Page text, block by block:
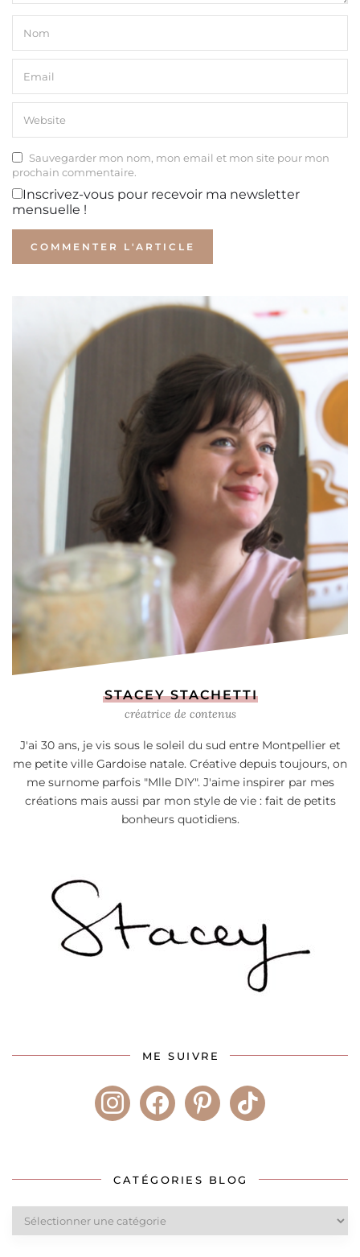
Sauvegarder mon nom, mon email et mon site pour mon
prochain commentaire.
Inscrivez-vous pour recevoir ma newsletter
mensuelle !
STACEY STACHETTI
créatrice de contenus
J'ai 30 ans, je vis sous le soleil du sud entre Montpellier et
me petite ville Gardoise natale. Créative depuis toujours, on
me surnome parfois "Mlle DIY". J'aime inspirer par mes
créations mais aussi par mon style de vie : fait de petits
bonheurs quotidiens.
ME SUIVRE
instagramfacebookpinteresttiktok
CATÉGORIES BLOG
Catégories
blog